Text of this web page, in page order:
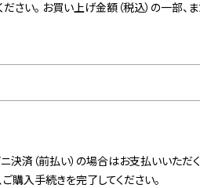
さい。 お買い上げ金額（税込）の一部、
済（前払い）の場合はお支払いいただ
購入手続きを完了してください。